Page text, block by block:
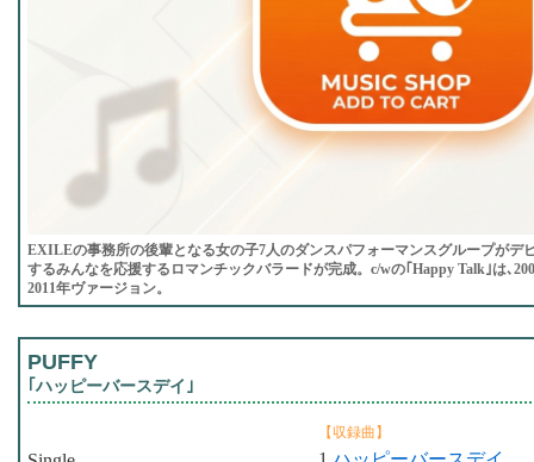
EXILEの事務所の後輩となる女の子7人のダンスパフォーマンスグループがデ
するみんなを応援するロマンチックバラードが完成。c/wの｢Happy Talk｣は､
2011年ヴァージョン。
PUFFY
｢ハッピーバースデイ｣
【収録曲】